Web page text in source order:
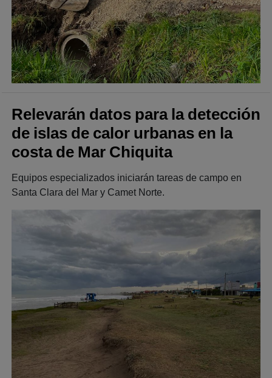
Relevarán datos para la detección
de islas de calor urbanas en la
costa de Mar Chiquita
Equipos especializados iniciarán tareas de campo en
Santa Clara del Mar y Camet Norte.